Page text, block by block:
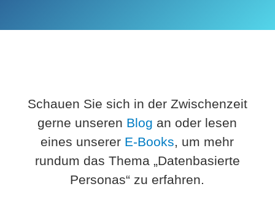
Schauen Sie sich in der Zwischenzeit
gerne unseren Blog an oder lesen
eines unserer E-Books, um mehr
rundum das Thema „Datenbasierte
Personas“ zu erfahren.